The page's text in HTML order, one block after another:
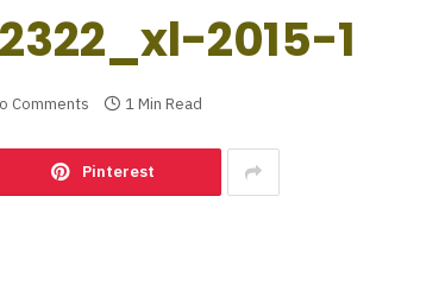
2015-1
Comments 1 Min Read
Pinterest